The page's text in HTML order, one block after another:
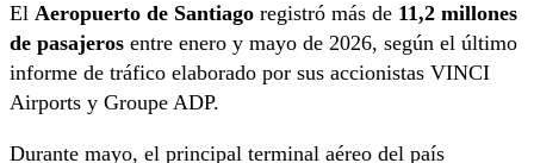
El Aeropuerto de Santiago registró más de 11,2 millones
de pasajeros entre enero y mayo de 2026, según el último
informe de tráfico elaborado por sus accionistas VINCI
Airports y Groupe ADP.
Durante mayo, el principal terminal aéreo del país